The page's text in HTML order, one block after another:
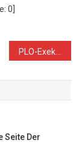
0
PLO-Exekutivmitglied Dr. Hanan Ashrawi zur größten Siedlungserweiterung der jüngsten Zeit
Seite Der